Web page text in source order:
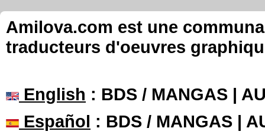
Amilova.com est une
traducteurs d'oeuvres
English : BDS / MANGAS |
Español : BDS / MANGAS |